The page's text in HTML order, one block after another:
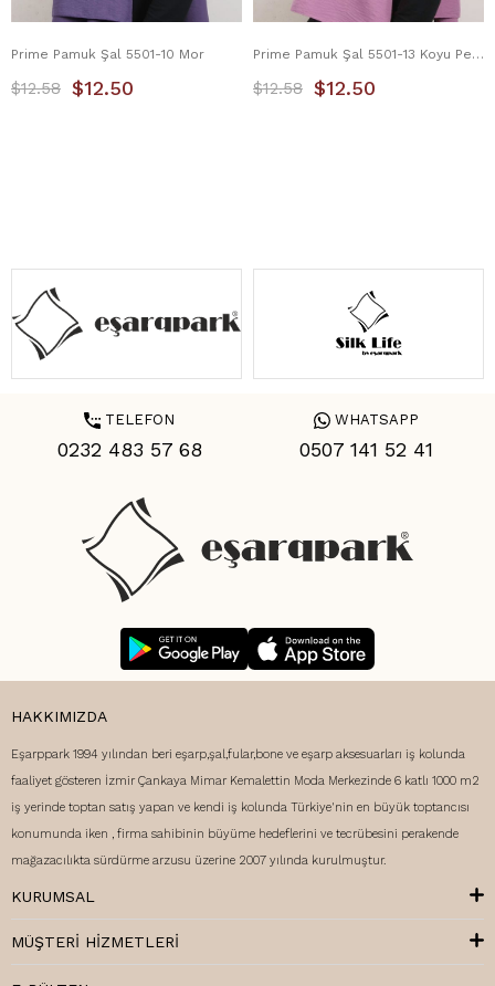
Prime Pamuk Şal 5501-10 Mor
$12.50
$12.58
Prime Pamuk Şal 5501-13 Koyu Pembe
$12.50
$12.58
TELEFON
0232 483 57 68
WHATSAPP
0507 141 52 41
HAKKIMIZDA
Eşarppark 1994 yılından beri eşarp,şal,fular,bone ve eşarp aksesuarları iş kolunda
faaliyet gösteren İzmir Çankaya Mimar Kemalettin Moda Merkezinde 6 katlı 1000 m2
iş yerinde toptan satış yapan ve kendi iş kolunda Türkiye'nin en büyük toptancısı
konumunda iken , firma sahibinin büyüme hedeflerini ve tecrübesini perakende
mağazacılıkta sürdürme arzusu üzerine 2007 yılında kurulmuştur.
KURUMSAL
MÜŞTERI HIZMETLERI